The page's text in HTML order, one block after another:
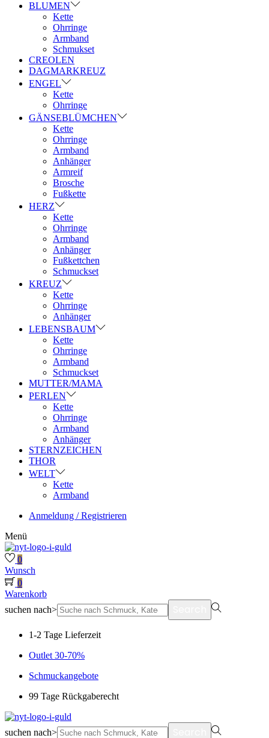
BLUMEN
Kette
Ohrringe
Armband
Schmukset
CREOLEN
DAGMARKREUZ
ENGEL
Kette
Ohrringe
GÄNSEBLÜMCHEN
Kette
Ohrringe
Armband
Anhänger
Armreif
Brosche
Fußkette
HERZ
Kette
Ohrringe
Armband
Anhänger
Fußkettchen
Schmuckset
KREUZ
Kette
Ohrringe
Anhänger
LEBENSBAUM
Kette
Ohrringe
Armband
Schmuckset
MUTTER/MAMA
PERLEN
Kette
Ohrringe
Armband
Anhänger
STERNZEICHEN
THOR
WELT
Kette
Armband
Anmeldung / Registrieren
Menü
0
Wunsch
0
Warenkorb
suchen nach>
1-2 Tage Lieferzeit
Outlet 30-70%
Schmuckangebote
99 Tage Rückgaberecht
suchen nach>